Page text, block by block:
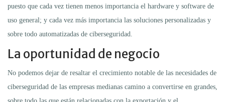
puesto que cada vez tienen menos importancia el hardware y software de
uso general; y cada vez más importancia las soluciones personalizadas y
sobre todo automatizadas de ciberseguridad.
La oportunidad de negocio
No podemos dejar de resaltar el crecimiento notable de las necesidades de
ciberseguridad de las empresas medianas camino a convertirse en grandes,